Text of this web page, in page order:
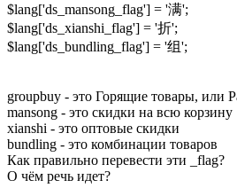
$lang['ds_mansong_flag'] = '满';
$lang['ds_xianshi_flag'] = '折';
$lang['ds_bundling_flag'] = '组';
groupbuy - это Горящие товары, или
mansong - это скидки на всю корзину
xianshi - это оптовые скидки
bundling - это комбинации товаров
Как правильно перевести эти _flag?
О чём речь идет?